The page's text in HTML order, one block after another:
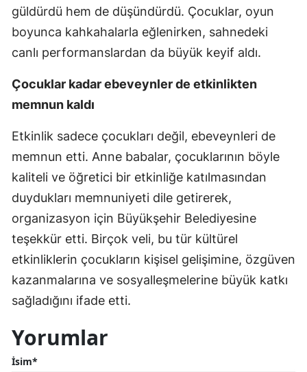
güldürdü hem de düşündürdü. Çocuklar, oyun
boyunca kahkahalarla eğlenirken, sahnedeki
canlı performanslardan da büyük keyif aldı.
Çocuklar kadar ebeveynler de etkinlikten
memnun kaldı
Etkinlik sadece çocukları değil, ebeveynleri de
memnun etti. Anne babalar, çocuklarının böyle
kaliteli ve öğretici bir etkinliğe katılmasından
duydukları memnuniyeti dile getirerek,
organizasyon için Büyükşehir Belediyesine
teşekkür etti. Birçok veli, bu tür kültürel
etkinliklerin çocukların kişisel gelişimine, özgüven
kazanmalarına ve sosyalleşmelerine büyük katkı
sağladığını ifade etti.
Yorumlar
İsim*